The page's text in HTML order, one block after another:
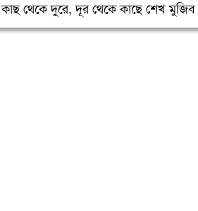
কাছ থেকে দুরে, দূর থেকে কাছে শেখ মুজিব